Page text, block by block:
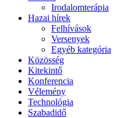
Irodalomterápia
Hazai hírek
Felhívások
Versenyek
Egyéb kategória
Közösség
Kitekintő
Konferencia
Vélemény
Technológia
Szabadidő